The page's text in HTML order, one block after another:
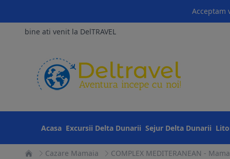
Acceptam
bine ati venit la DelTRAVEL
Acasa Excursii Delta Dunarii Sejur Delta Dunarii
Cazare Mamaia COMPLEX MEDITERANEAN -